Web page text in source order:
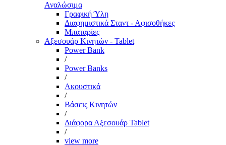
Αναλώσιμα
Γραφική Ύλη
Διαφημιστικά Σταντ - Αφισοθήκες
Μπαταρίες
Αξεσουάρ Κινητών - Tablet
Power Bank
/
Power Banks
/
Ακουστικά
/
Βάσεις Κινητών
/
Διάφορα Αξεσουάρ Tablet
/
view more